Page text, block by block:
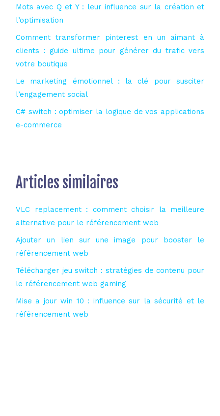
Mots avec Q et Y : leur influence sur la création et
l’optimisation
Comment transformer pinterest en un aimant à
clients : guide ultime pour générer du trafic vers
votre boutique
Le marketing émotionnel : la clé pour susciter
l’engagement social
C# switch : optimiser la logique de vos applications
e-commerce
Articles similaires
VLC replacement : comment choisir la meilleure
alternative pour le référencement web
Ajouter un lien sur une image pour booster le
référencement web
Télécharger jeu switch : stratégies de contenu pour
le référencement web gaming
Mise a jour win 10 : influence sur la sécurité et le
référencement web